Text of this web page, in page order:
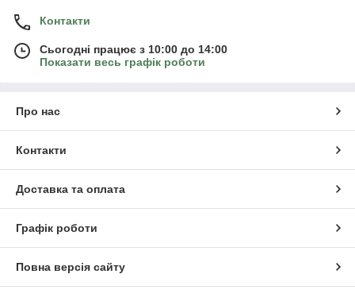
Контакти
Сьогодні працює з 10:00 до 14:00
Показати весь графік роботи
Про нас
Контакти
Доставка та оплата
Графік роботи
Повна версія сайту